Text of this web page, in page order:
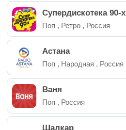
Супердискотека 90-х
Поп , Ретро , Россия
Астана
Поп , Народная , Россия
Ваня
Поп , Россия
Шалкар